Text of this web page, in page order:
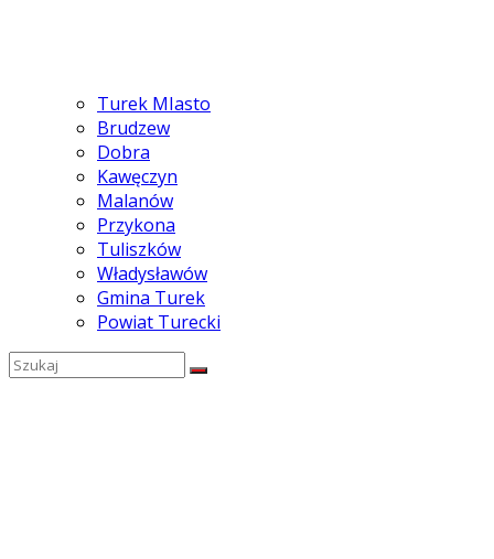
Turek MIasto
Brudzew
Dobra
Kawęczyn
Malanów
Przykona
Tuliszków
Władysławów
Gmina Turek
Powiat Turecki